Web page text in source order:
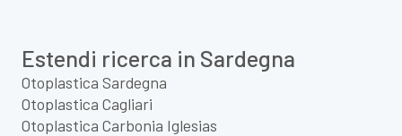
Estendi ricerca in Sardegna
Otoplastica Sardegna
Otoplastica Cagliari
Otoplastica Carbonia Iglesias